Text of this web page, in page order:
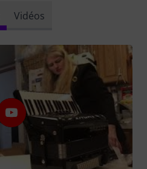
Vidéos